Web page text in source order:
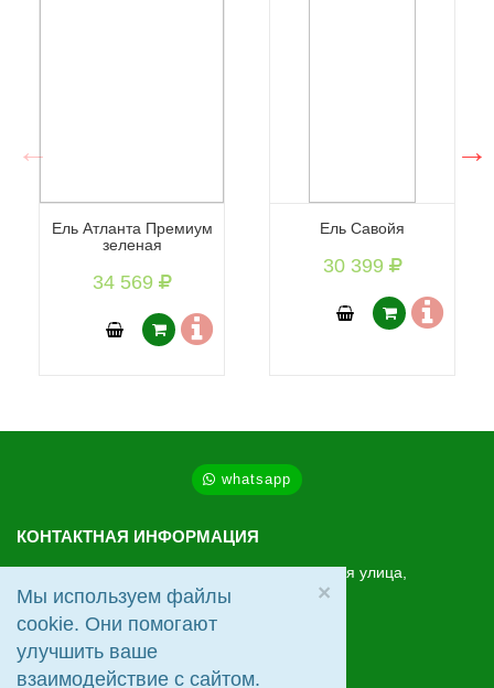
Ель Атланта Премиум
зеленая
34 569
Ель Савойя
30 399
whatsapp
КОНТАКТНАЯ ИНФОРМАЦИЯ
МО, Ленинский г.о., Видное, Старо-Нагорная улица,
20
+7 (495) 2-666-712
zakaz@mirelok.ru
×
Мы используем файлы
cookie. Они помогают
улучшить ваше
взаимодействие с сайтом.